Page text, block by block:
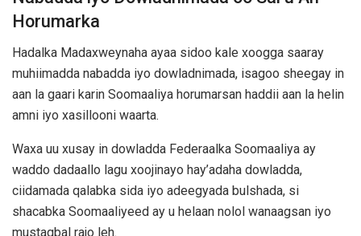
Horumarka
Hadalka Madaxweynaha ayaa sidoo kale xoogga saaray
muhiimadda nabadda iyo dowladnimada, isagoo sheegay in
aan la gaari karin Soomaaliya horumarsan haddii aan la helin
amni iyo xasillooni waarta.
Waxa uu xusay in dowladda Federaalka Soomaaliya ay
waddo dadaallo lagu xoojinayo hay’adaha dowladda,
ciidamada qalabka sida iyo adeegyada bulshada, si
shacabka Soomaaliyeed ay u helaan nolol wanaagsan iyo
mustaqbal rajo leh.